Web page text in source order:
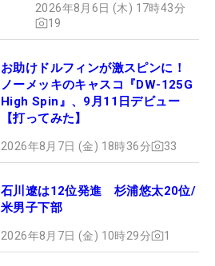
2026年8月6日 (木) 17時43分
19
お助けドルフィンが激スピンに！
ノーメッキのキャスコ『DW-125G
High Spin』、9月11日デビュー
【打ってみた】
2026年8月7日 (金) 18時36分 33
石川遼は12位発進 杉浦悠太20位/
米男子下部
2026年8月7日 (金) 10時29分 1